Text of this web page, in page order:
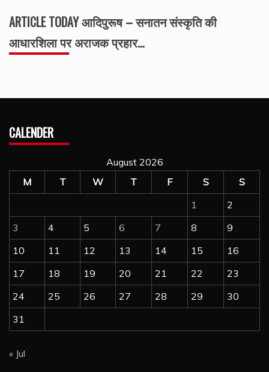
ARTICLE TODAY आदिपुरूष – सनातन संस्कृति की
आधारशिला पर अराजक प्रहार…
CALENDER
August 2026
M
T W T F S
S
1
2
3
4 5 6 7 8
9
10
11 12 13 14 15
16
17
18 19 20 21 22
23
24
25 26 27 28 29
30
31
« Jul